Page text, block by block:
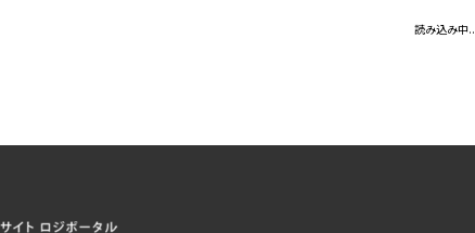
読み込み中